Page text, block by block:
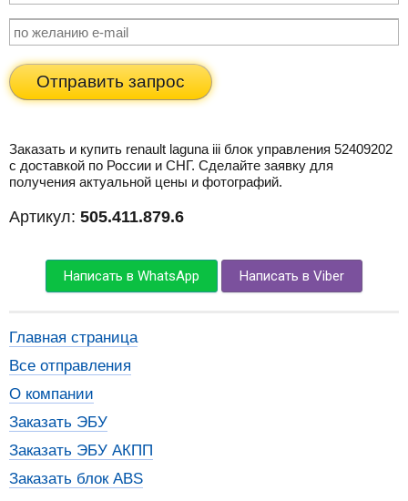
Отправить запрос
Заказать и купить renault laguna iii блок управления 52409202
с доставкой по России и СНГ. Сделайте заявку для
получения актуальной цены и фотографий.
Артикул: 505.411.879.6
Написать в WhatsApp Написать в Viber
Главная страница
Все отправления
О компании
Заказать ЭБУ
Заказать ЭБУ АКПП
Заказать блок ABS